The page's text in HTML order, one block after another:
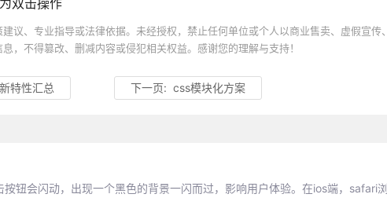
双击操作
议、专业指导或法律依据。未经授权，禁止任何单位或个人以商业售卖、虚假宣传
，不得篡改、删减内容或侵犯相关权益。感谢您的理解与支持！
特性汇总 下一页:css模块化方案
钮会闪动，出现一个黑色的背景一闪而过，影响用户体验。在ios端，safari